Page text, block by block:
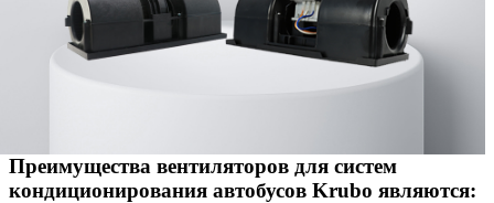
Преимущества вентиляторов для систем
кондиционирования автобусов Krubo являются: